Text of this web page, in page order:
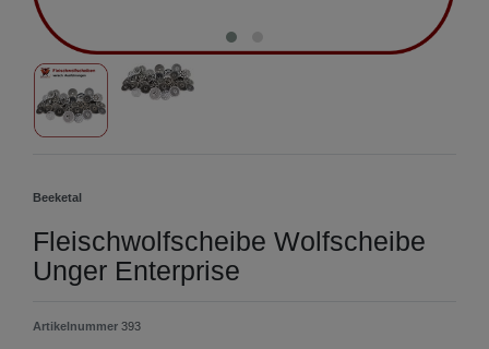
Beeketal
Fleischwolfscheibe Wolfscheibe
Unger Enterprise
Artikelnummer 393